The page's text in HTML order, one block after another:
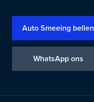
Auto Smeeing bellen
WhatsApp ons